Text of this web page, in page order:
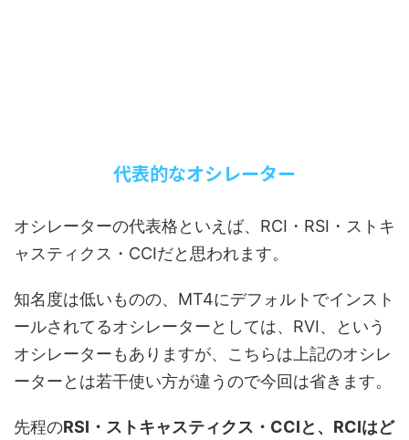
代表的なオシレーター
オシレーターの代表格といえば、RCI・ RSI・ストキ
ャスティクス・CCIだと思われます。
知名度は低いものの、MT4にデフォルトでインスト
ールされてるオシレーターとしては、RVI、
という
オシレーターもありますが、こちらは上記のオシレ
ーターとは若干使い方が違うので今回は省きます。
先程のRSI・ストキャスティクス・CCIと、RCIはど